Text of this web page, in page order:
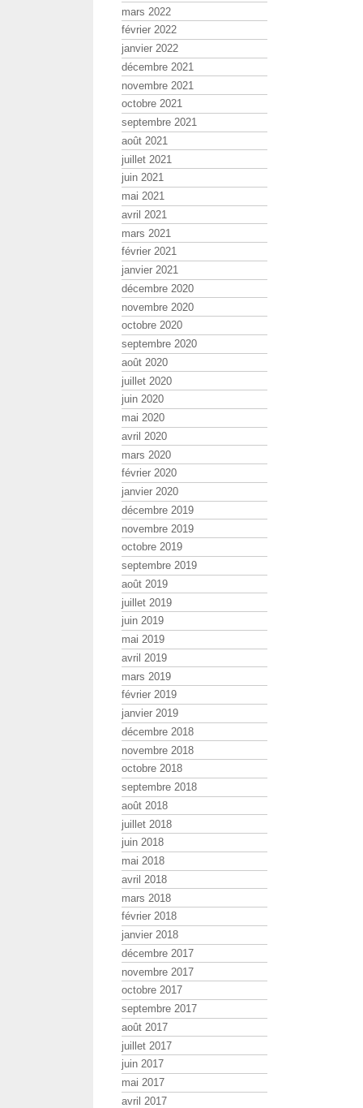
mars 2022
février 2022
janvier 2022
décembre 2021
novembre 2021
octobre 2021
septembre 2021
août 2021
juillet 2021
juin 2021
mai 2021
avril 2021
mars 2021
février 2021
janvier 2021
décembre 2020
novembre 2020
octobre 2020
septembre 2020
août 2020
juillet 2020
juin 2020
mai 2020
avril 2020
mars 2020
février 2020
janvier 2020
décembre 2019
novembre 2019
octobre 2019
septembre 2019
août 2019
juillet 2019
juin 2019
mai 2019
avril 2019
mars 2019
février 2019
janvier 2019
décembre 2018
novembre 2018
octobre 2018
septembre 2018
août 2018
juillet 2018
juin 2018
mai 2018
avril 2018
mars 2018
février 2018
janvier 2018
décembre 2017
novembre 2017
octobre 2017
septembre 2017
août 2017
juillet 2017
juin 2017
mai 2017
avril 2017